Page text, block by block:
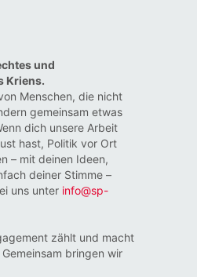
und
Kriens.
Menschen, die nicht
gemeinsam etwas
dich unsere Arbeit
hast, Politik vor Ort
– mit deinen Ideen,
deiner Stimme –
uns unter info@sp-
zählt und macht
bringen wir